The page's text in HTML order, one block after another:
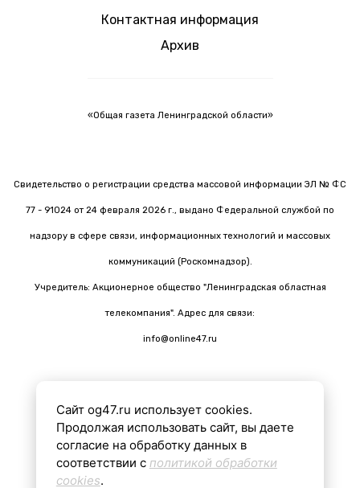
Контактная информация
Архив
«Общая газета Ленинградской области»
Свидетельство о регистрации средства массовой информации ЭЛ № ФС
77 - 91024 от 24 февраля 2026 г., выдано Федеральной службой по
надзору в сфере связи, информационных технологий и массовых
коммуникаций (Роскомнадзор).
Учредитель: Акционерное общество "Ленинградская областная
телекомпания". Адрес для связи:
info@online47.ru
Все материалы на сайте подготовлены с помощью ИИ
16+
Сайт og47.ru использует cookies.
Продолжая использовать сайт, вы даете
согласие на обработку данных в
соответствии с политикой обработки
cookies.